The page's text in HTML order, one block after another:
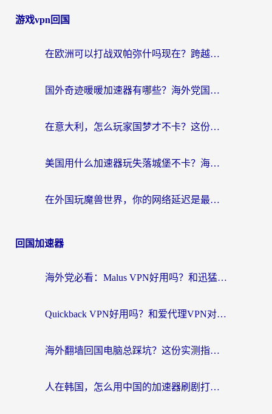
游戏vpn回国
在欧洲可以打战双帕弥什吗现在？跨越延迟墙的实战指南
国外奇迹暖暖加速器有哪些？海外党国服游戏畅玩终极指南（附亲测推荐）
在意大利，怎么玩家国梦才不卡？这份终极加速指南请收好
美国用什么加速器玩失落城堡不卡？海外党亲测有效的国服游戏加速指南
在外国玩魔兽世界，你的网络延迟是最大的敌人
回国加速器
海外党必看：Malus VPN好用吗？和迅猛兔VPN对比哪个回国效果更好？附真实体验与避坑指南
Quickback VPN好用吗？和爱代理VPN对比哪个回国效果更好？
海外翻墙回国电脑总踩坑？这份实测指南帮你选对加速器（附ChickCNinitapMalus对比）
人在韩国，怎么用中国的加速器刷剧打游戏？这份真实体验指南给你答案